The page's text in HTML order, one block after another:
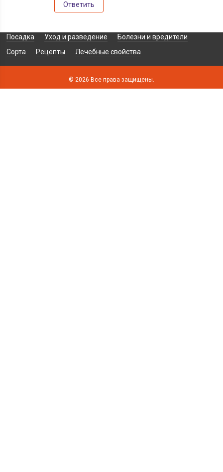
Ответить
Посадка Уход и разведение
Болезни и вредители
Сорта
Рецепты Лечебные свойства
© 2026 Все права защищены.